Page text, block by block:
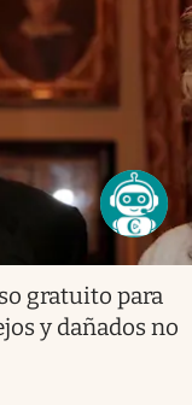
gratuito para
y dañados no